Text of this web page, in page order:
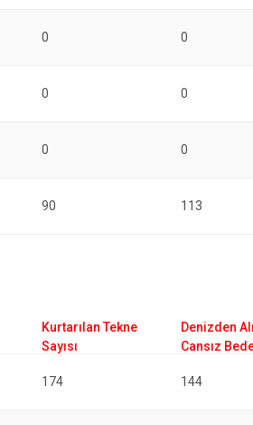
0 0
0 0
0 0
90 113
174 144